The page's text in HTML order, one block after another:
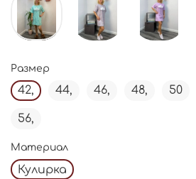
Размер
42, 44, 46, 48, 50
56,
Материал
Кулирка